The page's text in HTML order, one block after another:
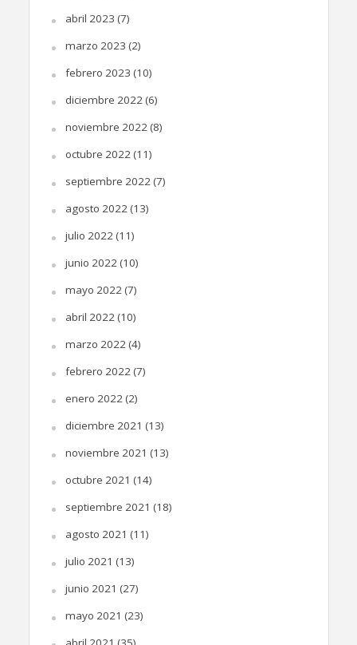
abril 2023 (7)
marzo 2023 (2)
febrero 2023 (10)
diciembre 2022(6)
noviembre 2022(8)
octubre 2022(11)
septiembre 2022(7)
agosto 2022(13)
julio 2022(11)
junio 2022(10)
mayo 2022(7)
abril 2022(10)
marzo 2022(4)
febrero 2022(7)
enero 2022(2)
diciembre 2021 (13)
noviembre 2021 (13)
octubre 2021 (14)
septiembre 2021 (18)
agosto 2021 (11)
julio 2021 (13)
junio 2021 (27)
mayo 2021 (23)